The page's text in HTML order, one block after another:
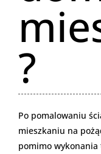
?
Po pomalowaniu
mieszkaniu na
pomimo wykonania